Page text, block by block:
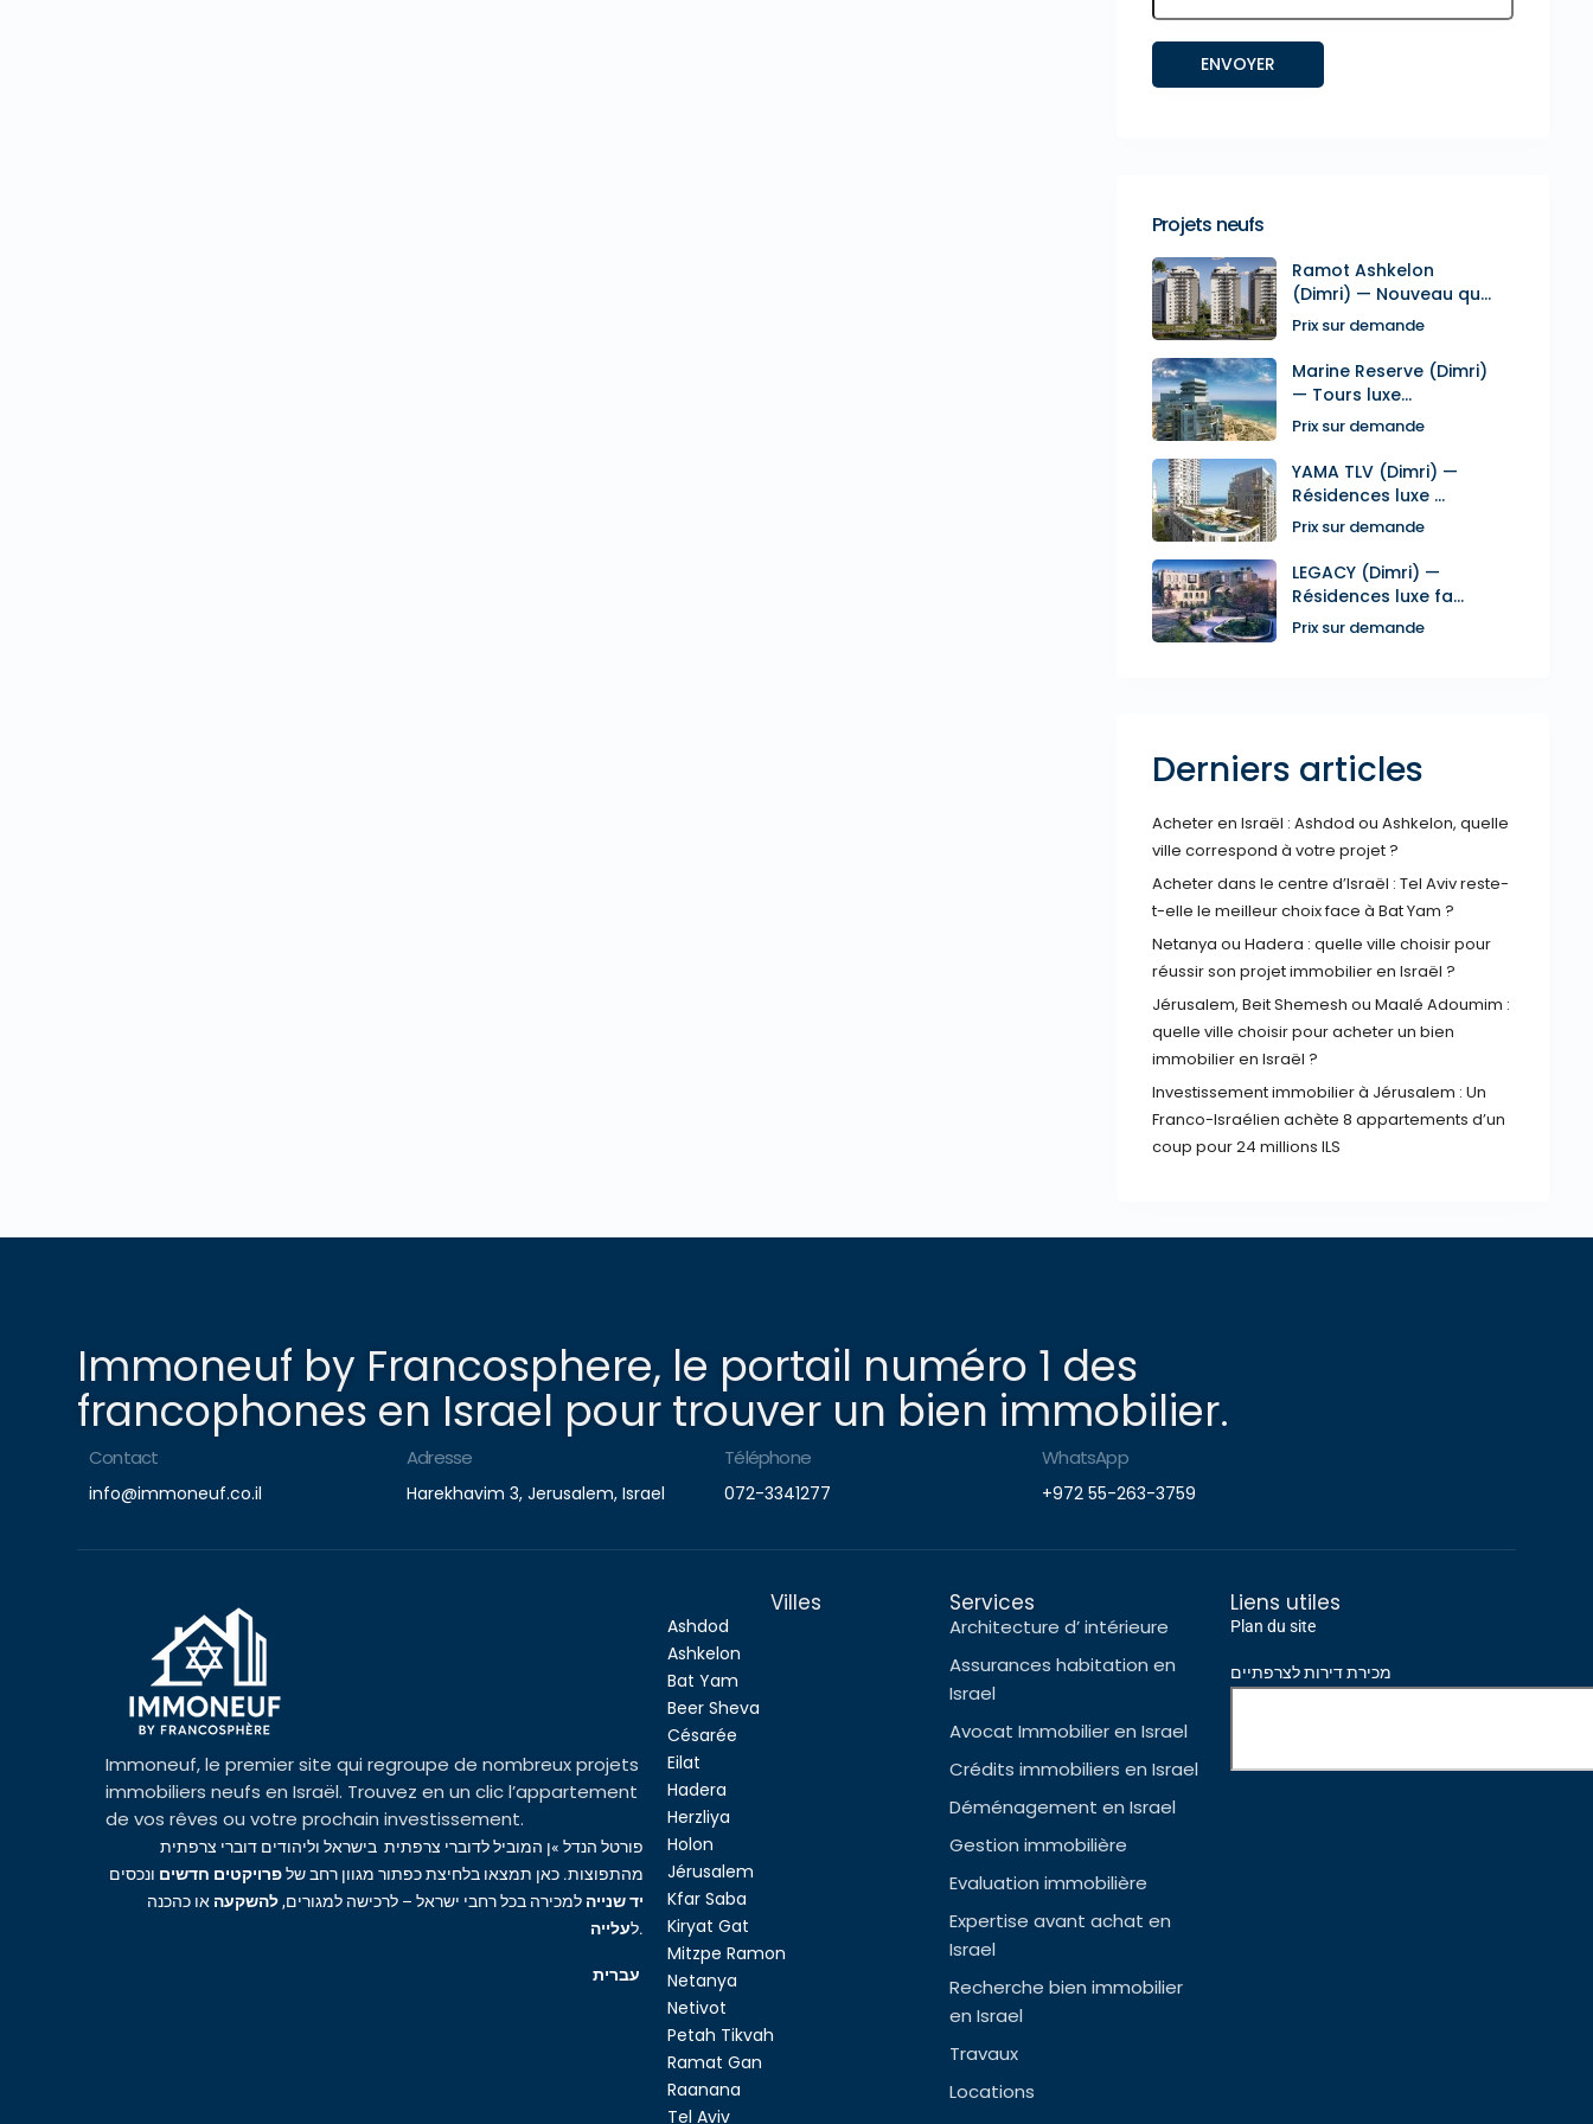
Projets neufs
Ramot Ashkelon
(Dimri) — Nouveau qu...
Prix sur demande
Marine Reserve (Dimri)
— Tours luxe...
Prix sur demande
YAMA TLV (Dimri) —
Résidences luxe ...
Prix sur demande
LEGACY (Dimri) —
Résidences luxe fa...
Prix sur demande
Derniers articles
Acheter en Israël : Ashdod ou Ashkelon, quelle
ville correspond à votre projet ?
Acheter dans le centre d’Israël : Tel Aviv reste-
t-elle le meilleur choix face à Bat Yam ?
Netanya ou Hadera : quelle ville choisir pour
réussir son projet immobilier en Israël ?
Jérusalem, Beit Shemesh ou Maalé Adoumim :
quelle ville choisir pour acheter un bien
immobilier en Israël ?
Investissement immobilier à Jérusalem : Un
Franco-Israélien achète 8 appartements d’un
coup pour 24 millions ILS
Immoneuf by Francosphere, le portail numéro 1 des
francophones en Israel pour trouver un bien immobilier.
Contact
info@immoneuf.co.il
Adresse
Harekhavim 3, Jerusalem, Israel
Téléphone
072-3341277
WhatsApp
+972 55-263-3759
Immoneuf, le premier site qui regroupe de nombreux projets
immobiliers neufs en Israël. Trouvez en un clic l’appartement
de vos rêves ou votre prochain investissement.
פורטל הנדל »ן המוביל לדוברי צרפתית בישראל וליהודים דוברי צרפתית
מהתפוצות. כאן תמצאו בלחיצת כפתור מגוון רחב שלפרויקטים חדשים ונכסים
יד שנייה למכירה בכל רחבי ישראל – לרכישה למגורים,להשקעה או כהכנה
לעלייה .
Villes
Ashdod
Ashkelon
Bat Yam
Beer Sheva
Césarée
Eilat
Hadera
Herzliya
Holon
Jérusalem
Kfar Saba
Kiryat Gat
Mitzpe Ramon
Netanya
Netivot
Petah Tikvah
Ramat Gan
Raanana
Tel Aviv
Services
Architecture d’ intérieure
Assurances habitation en
Israel
Avocat Immobilier en Israel
Crédits immobiliers en Israel
Déménagement en Israel
Gestion immobilière
Evaluation immobilière
Expertise avant achat en
Israel
Recherche bien immobilier
en Israel
Travaux
Locations
Liens utiles
Plan du site
מכירת דירות לצרפתיים